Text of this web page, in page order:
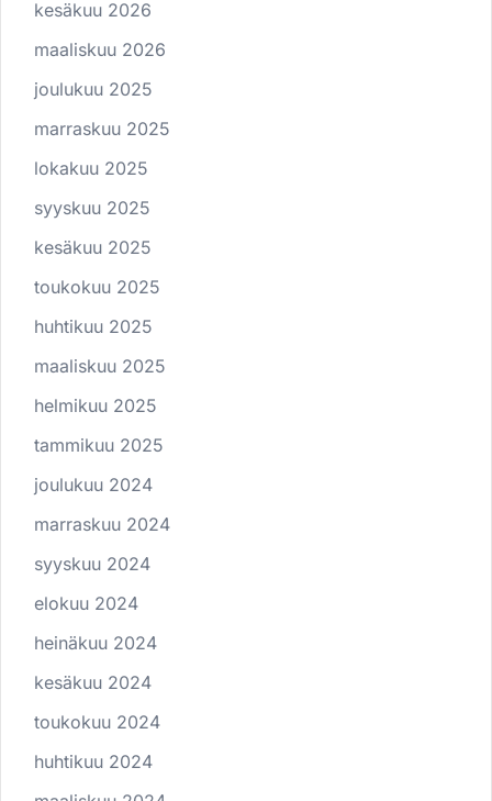
kesäkuu 2026
maaliskuu 2026
joulukuu 2025
marraskuu 2025
lokakuu 2025
syyskuu 2025
kesäkuu 2025
toukokuu 2025
huhtikuu 2025
maaliskuu 2025
helmikuu 2025
tammikuu 2025
joulukuu 2024
marraskuu 2024
syyskuu 2024
elokuu 2024
heinäkuu 2024
kesäkuu 2024
toukokuu 2024
huhtikuu 2024